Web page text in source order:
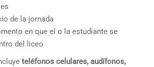
de la jornada
en que el o la estudiante se
del liceo
teléfonos celulares, audífonos,